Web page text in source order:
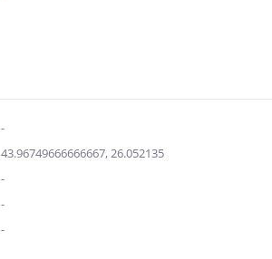
-
43.96749666666667, 26.052135
-
-
-